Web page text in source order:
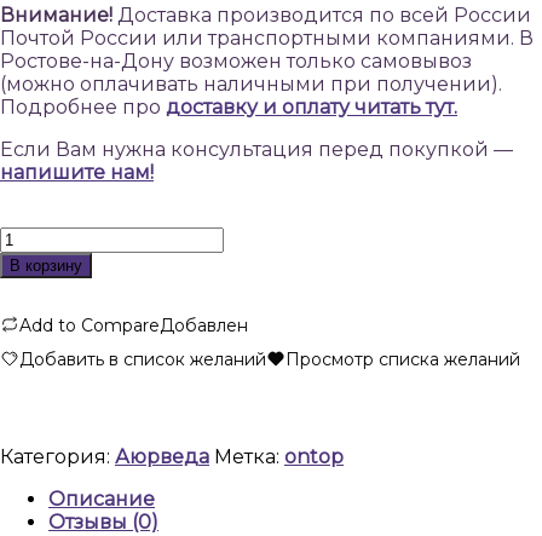
Внимание! Доставка производится по всей России
Почтой России или транспортными компаниями. В
Ростове-на-Дону возможен только самовывоз
(можно оплачивать наличными при получении).
Подробнее про доставку и оплату читать тут.
Если Вам нужна консультация перед покупкой —
напишите нам!
Количество
товара
Трифала,
организма,
60
таблеток,
Triphala
60
tabs,
Veda
В корзину
Add to CompareДобавлен
Добавить в список желаний
Просмотр списка желаний
Категория: Аюрведа Метка: ontop
Описание
Отзывы (0)